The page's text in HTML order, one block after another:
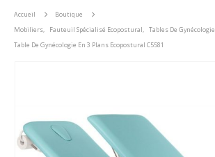
Accueil
Boutique
Mobiliers, Fauteuil Spécialisé Ecopostural, Tables De Gynécologie
Table De Gynécologie En 3 Plans Ecopostural C5581